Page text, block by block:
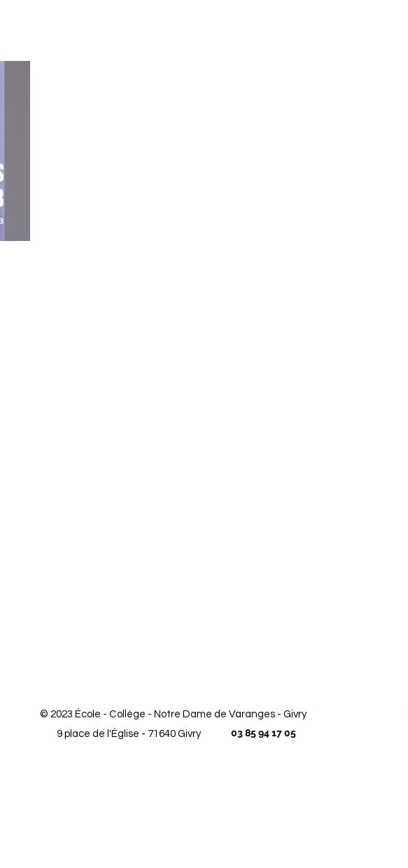
© 2023 École - Collège - Notre Dame de Varanges - Givry
9 place de l'Église - 71640 Givry
03 85 94 17 05